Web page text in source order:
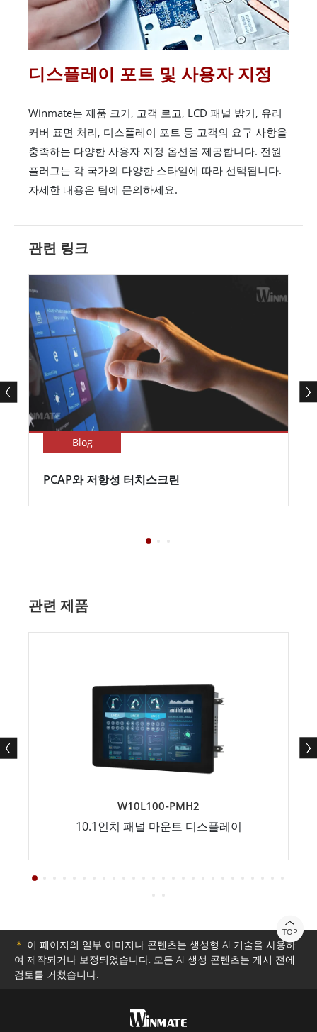
디스플레이 포트 및 사용자 지정
Winmate는 제품 크기, 고객 로고, LCD 패널 밝기, 유리
커버 표면 처리, 디스플레이 포트 등 고객의 요구 사항을
충족하는 다양한 사용자 지정 옵션을 제공합니다. 전원
플러그는 각 국가의 다양한 스타일에 따라 선택됩니다.
자세한 내용은 팀에 문의하세요.
관련 링크
Blog
PCAP와 저항성 터치스크린
관련 제품
W10L100-PMH2
10.1인치 패널 마운트 디스플레이
TOP
＊ 이 페이지의 일부 이미지나 콘텐츠는 생성형 AI 기술을 사용하
여 제작되거나 보정되었습니다. 모든 AI 생성 콘텐츠는 게시 전에
검토를 거쳤습니다.